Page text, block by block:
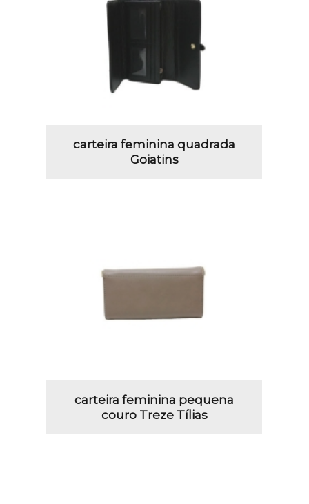
carteira feminina quadrada
Goiatins
carteira feminina pequena
couro Treze Tílias